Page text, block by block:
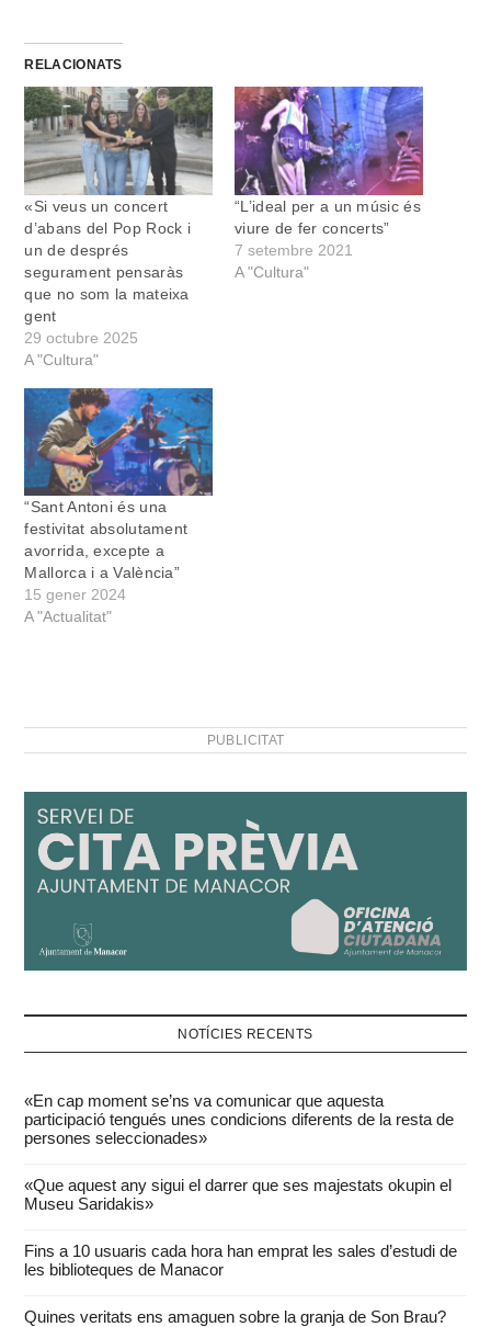
RELACIONATS
«Si veus un concert
d’abans del Pop Rock i
un de després
segurament pensaràs
que no som la mateixa
gent
29 octubre 2025
A "Cultura"
“L’ideal per a un músic és
viure de fer concerts”
7 setembre 2021
A "Cultura"
“Sant Antoni és una
festivitat absolutament
avorrida, excepte a
Mallorca i a València”
15 gener 2024
A "Actualitat"
PUBLICITAT
NOTÍCIES RECENTS
«En cap moment se’ns va comunicar que aquesta
participació tengués unes condicions diferents de la resta de
persones seleccionades»
«Que aquest any sigui el darrer que ses majestats okupin el
Museu Saridakis»
Fins a 10 usuaris cada hora han emprat les sales d’estudi de
les biblioteques de Manacor
Quines veritats ens amaguen sobre la granja de Son Brau?